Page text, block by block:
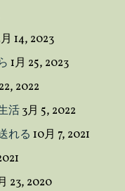
14, 2023
1月 25, 2023
2022
活3月 5, 2022
れる 10月 7, 2021
23, 2020